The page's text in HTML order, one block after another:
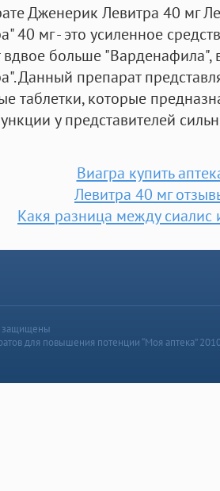
Дженерик Левитра 40 мг
40 мг - это усиленное
больше "Варденафила",
Данный препарат
таблетки, которые
у представителей
Виагра купить
Левитра 40 мг
Какя разница между сиалис
защищены
для повышения потенции “Моя аптека”